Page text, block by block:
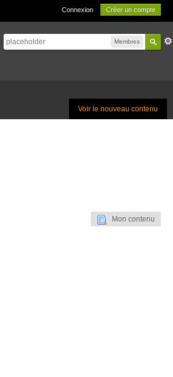
Connexion Créer un compte
Membres
Voir le nouveau contenu
Mon contenu